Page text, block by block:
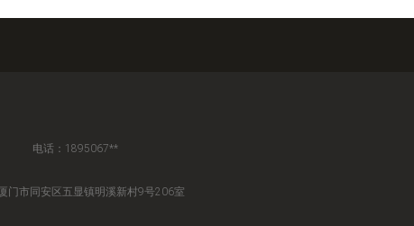
电话：1895067**
门市同安区五显镇明溪新村9号206室